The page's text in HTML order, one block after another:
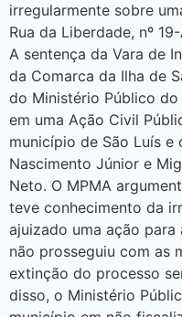
irregularmente sobre
Rua da Liberdade, nº
A sentença da Vara de
da Comarca da Ilha de
do Ministério Público do
em uma Ação Civil
município de São Luís e
Nascimento Júnior e
Neto. O MPMA
teve conhecimento da
ajuizado uma ação
não prosseguiu com as
extinção do processo
disso, o Ministério